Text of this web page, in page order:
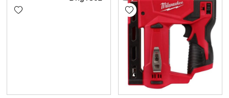
Add wishlist